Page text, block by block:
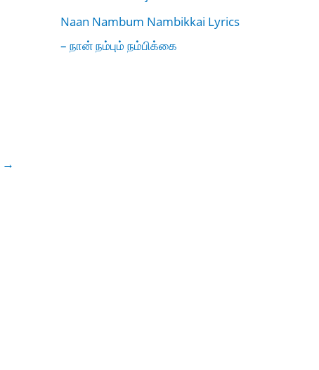
→
Naan Nambum Nambikkai Lyrics
– நான் நம்பும் நம்பிக்கை